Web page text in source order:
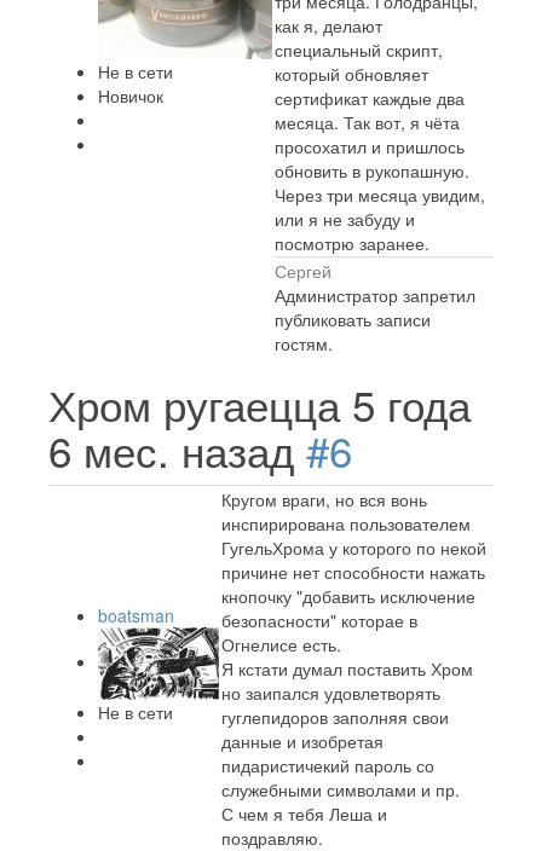
Не в сети
Новичок
как я, делают
специальный скрипт,
который обновляет
сертификат каждые два
месяца. Так вот, я чёта
просохатил и пришлось
обновить в рукопашную.
Через три месяца увидим,
или я не забуду и
посмотрю заранее.
Сергей
Администратор запретил
публиковать записи
гостям.
Хром ругаецца 5 года
6 мес. назад #6
boatsman
Не в сети
Кругом враги, но вся вонь
инспирирована пользователем
ГугельХрома у которого по некой
причине нет способности нажать
кнопочку "добавить исключение
безопасности" которае в
Огнелисе есть.
Я кстати думал поставить Хром
но заипался удовлетворять
гуглепидоров заполняя свои
данные и изобретая
пидаристичекий пароль со
служебными символами и пр.
С чем я тебя Леша и
поздравляю.